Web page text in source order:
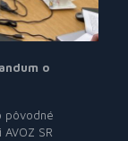
o
pôvodné
SR